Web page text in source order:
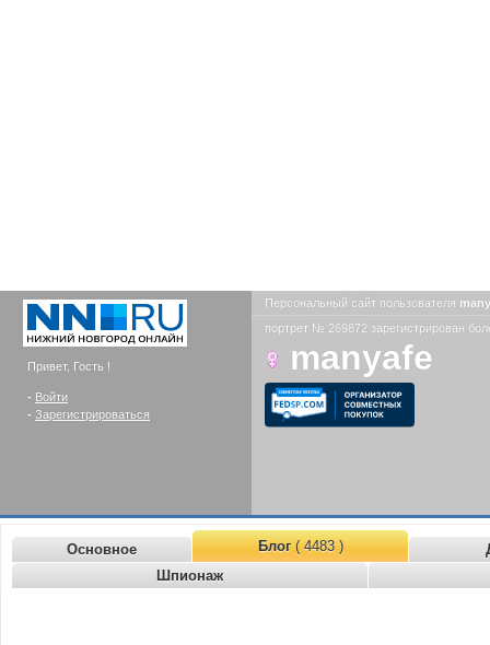
Привет, Гость !
- Войти
- Зарегистрироваться
Персональный сайт пользователя
портрет № 269872 зарегистрирован
manyafe
Основное Блог( 4483 )
Шпионаж